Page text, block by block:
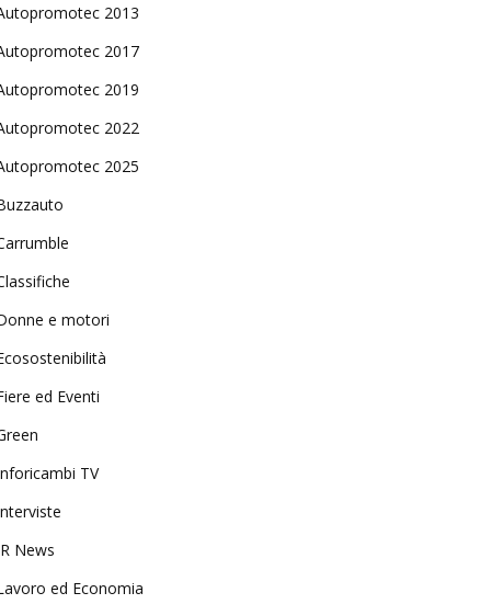
2013
2017
2019
2022
2025
e motori
ed Eventi
TV
News
ed Economia